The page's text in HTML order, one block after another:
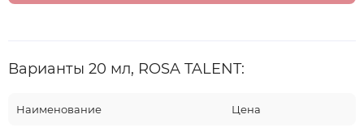
Варианты 20 мл, ROSA TALENT:
Наименование Цена